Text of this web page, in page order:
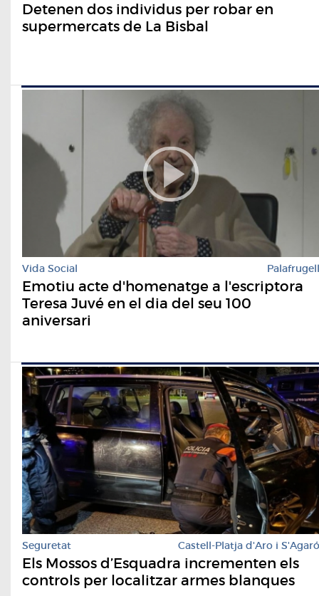
Detenen dos individus per robar en
supermercats de La Bisbal
Vida Social Palafrugell
Emotiu acte d'homenatge a l'escriptora
Teresa Juvé en el dia del seu 100
aniversari
Seguretat Castell-Platja d'Aro i S'Agaró
Els Mossos d’Esquadra incrementen els
controls per localitzar armes blanques